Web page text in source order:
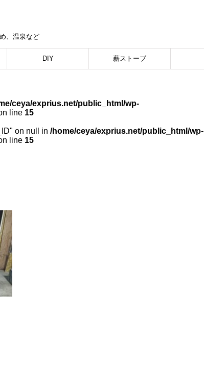
、温泉など
DIY 薪ストーブ
ceya/exprius.net/public_html/wp-
line 15
on null in /home/ceya/exprius.net/public_html/wp-
line 15